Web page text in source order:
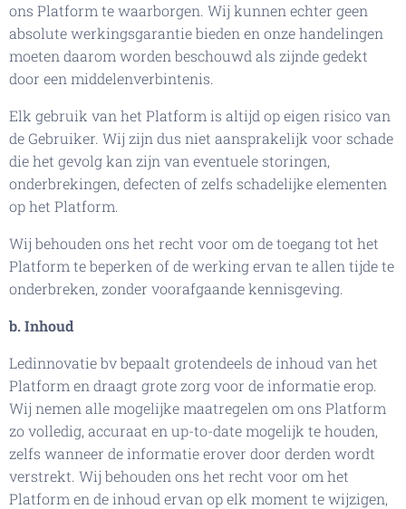
ons Platform te waarborgen. Wij kunnen echter geen
absolute werkingsgarantie bieden en onze handelingen
moeten daarom worden beschouwd als zijnde gedekt
door een middelenverbintenis.
Elk gebruik van het Platform is altijd op eigen risico van
de Gebruiker. Wij zijn dus niet aansprakelijk voor schade
die het gevolg kan zijn van eventuele storingen,
onderbrekingen, defecten of zelfs schadelijke elementen
op het Platform.
Wij behouden ons het recht voor om de toegang tot het
Platform te beperken of de werking ervan te allen tijde te
onderbreken, zonder voorafgaande kennisgeving.
b. Inhoud
Ledinnovatie bv bepaalt grotendeels de inhoud van het
Platform en draagt grote zorg voor de informatie erop.
Wij nemen alle mogelijke maatregelen om ons Platform
zo volledig, accuraat en up-to-date mogelijk te houden,
zelfs wanneer de informatie erover door derden wordt
verstrekt. Wij behouden ons het recht voor om het
Platform en de inhoud ervan op elk moment te wijzigen,